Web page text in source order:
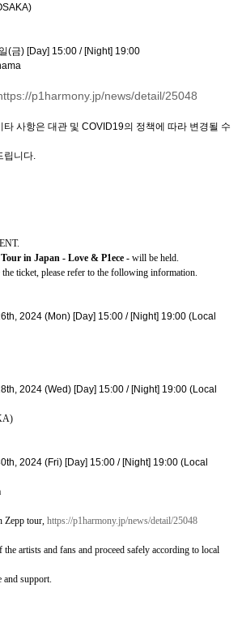
일(금) [Day] 15:00 / [Night] 19:00
p1harmony.jp/news/detail/25048
타 사항은 대관 및 COVID19의 정책에 따라 변경될 수
립니다.
in Japan - Love & P1ece - will be held.
ticket, please refer to the following information.
2024 (Mon) [Day] 15:00 / [Night] 19:00 (Local
2024 (Wed) [Day] 15:00 / [Night] 19:00 (Local
2024 (Fri) [Day] 15:00 / [Night] 19:00 (Local
Zepp tour, https://p1harmony.jp/news/detail/25048
artists and fans and proceed safely according to local
support.